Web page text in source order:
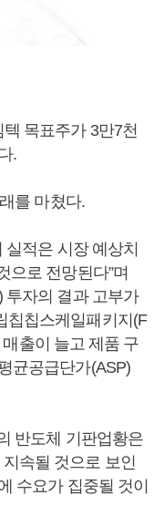
목표주가 3만7천
.
를 마쳤다.
실적은 시장 예상치
으로 전망된다”며
투자의 결과 고부가
칩칩스케일패키지(F
출이 늘고 제품 구
균공급단가(ASP)
반도체 기판업황은
속될 것으로 보인
수요가 집중될 것이